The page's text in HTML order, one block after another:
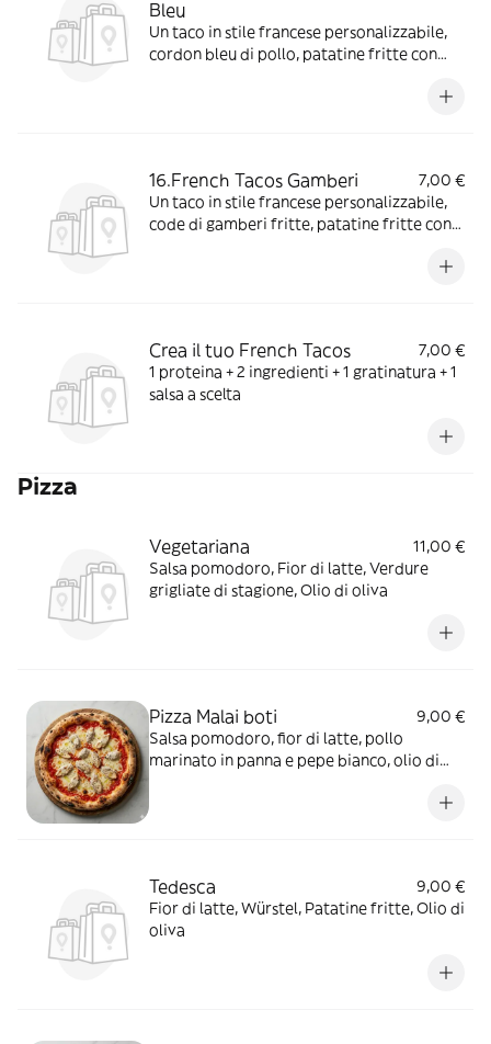
Bleu
Un taco in stile francese personalizzabile,
cordon bleu di pollo, patatine fritte con
16.French Tacos Gamberi
7,00 €
Un taco in stile francese personalizzabile,
code di gamberi fritte, patatine fritte con
Crea il tuo French Tacos
7,00 €
1 proteina + 2 ingredienti + 1 gratinatura + 1
salsa a scelta
Pizza
Vegetariana
11,00 €
Salsa pomodoro, Fior di latte, Verdure
grigliate di stagione, Olio di oliva
Pizza Malai boti
9,00 €
Salsa pomodoro, fior di latte, pollo
marinato in panna e pepe bianco, olio di
Tedesca
9,00 €
Fior di latte, Würstel, Patatine fritte, Olio di
oliva